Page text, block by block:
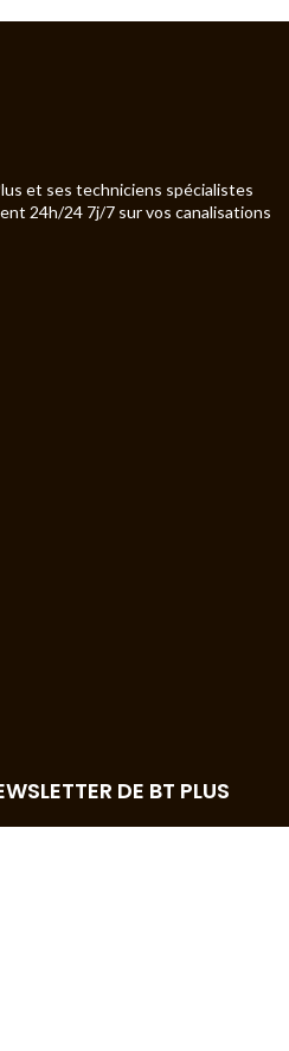
et ses techniciens spécialistes
24h/24 7j/7 sur vos canalisations
DE BT PLUS